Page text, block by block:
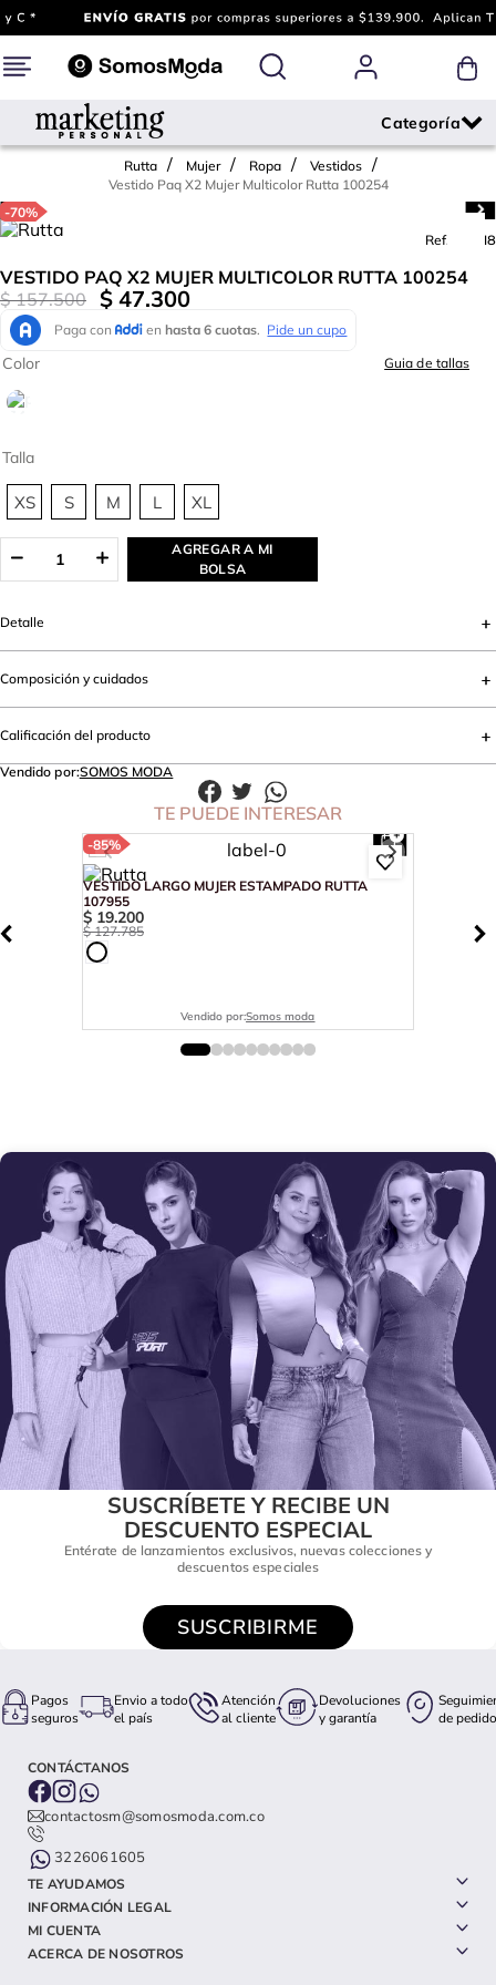
Rutta Mujer Ropa
Vestidos
Vestido Paq X2 Mujer Multicolor Rutta 100254
-70%
Ref.
742618
VESTIDO PAQ X2 MUJER MULTICOLOR RUTTA 100254
$ 157.500 $ 47.300
Talla
XS S M L XL
Color Guia de tallas
AGREGAR A MI
BOLSA
Detalle
Composición y cuidados
Calificación del producto
Vendido por:SOMOS MODA
TE PUEDE INTERESAR
-85%
VESTIDO LARGO MUJER ESTAMPADO RUTTA
107955
$ 19.200
$ 127.785
Vendido por:Somos moda
SUSCRÍBETE Y RECIBE UN
DESCUENTO ESPECIAL
Entérate de lanzamientos exclusivos, nuevas colecciones y
descuentos especiales
SUSCRIBIRME
Pagos
seguros
Envio a todo
el país
Atención
al cliente
Devoluciones
y garantía
de pedido
CONTÁCTANOS
contactosm@somosmoda.com.co
3226061605
TE AYUDAMOS
INFORMACIÓN LEGAL
MI CUENTA
ACERCA DE NOSOTROS